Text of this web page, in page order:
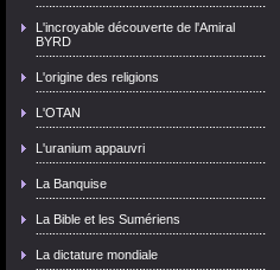
L'incroyable découverte de l'Amiral
BYRD
L'origine des religions
L'OTAN
L'uranium appauvri
La Banquise
La Bible et les Sumériens
La dictature mondiale